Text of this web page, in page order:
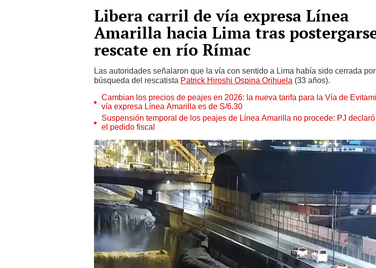
Libera carril de vía expresa Línea
Amarilla hacia Lima tras
rescate en río Rímac
Las autoridades señalaron que la vía con sentido a Lima había sido cerrada
búsqueda del rescatista Patrick Hiroshi Ospina Orihuela (33 años).
Cambian los precios de peajes en 2026: la nueva tarifa para la Vía de
vía expresa Línea Amarilla es de S/6.30
Suspensión temporal de los peajes de Línea Amarilla no procede: PJ
el pedido fiscal